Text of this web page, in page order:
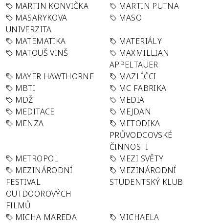
MARTIN KONVIČKA
MARTIN PUTNA
MASARYKOVA
UNIVERZITA
MASO
MATEMATIKA
MATERIÁLY
MATOUŠ VINŠ
MAXMILLIAN
APPELTAUER
MAYER HAWTHORNE
MAZLÍČCI
MBTI
MC FABRIKA
MDŽ
MEDIA
MEDITACE
MEJDAN
MENZA
METODIKA
PRŮVODCOVSKÉ
ČINNOSTI
METROPOL
MEZI SVĚTY
MEZINÁRODNÍ
FESTIVAL
OUTDOOROVÝCH
FILMŮ
MEZINÁRODNÍ
STUDENTSKÝ KLUB
MICHA MAREDA
MICHAELA